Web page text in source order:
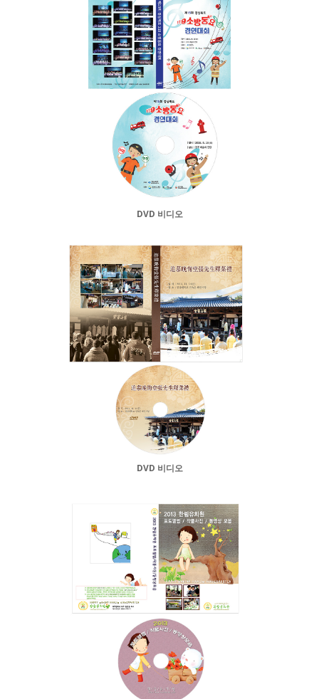
DVD 비디오
DVD 비디오